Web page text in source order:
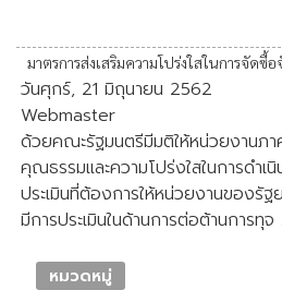
มาตรการส่งเสริมความโปร่งใสในการจัดซื้อ
วันศุกร์, 21 มิถุนายน 2562
Webmaster
ด้วยคณะรัฐมนตรีมีมติให้หน่วยงานภาค
คุณธรรมและความโปร่งใสในการดำเ
ประเมินที่ต้องการให้หน่วยงานของรัฐ
มีการประเมินในด้านการต่อต้านการทุจ
หมวดหมู่